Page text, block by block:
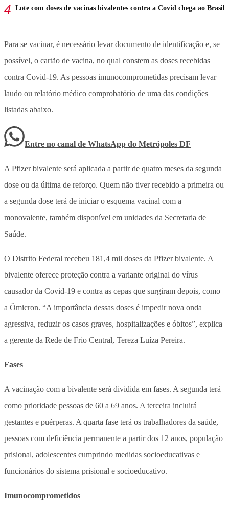
Lote com doses de vacinas bivalentes contra a Covid chega ao Brasil
Para se vacinar, é necessário levar documento de identificação e, se
possível, o cartão de vacina, no qual constem as doses recebidas
contra Covid-19. As pessoas imunocomprometidas precisam levar
laudo ou relatório médico comprobatório de uma das condições
listadas abaixo.
Entre no canal de WhatsApp do Metrópoles DF
A Pfizer bivalente será aplicada a partir de quatro meses da segunda
dose ou da última de reforço. Quem não tiver recebido a primeira ou
a segunda dose terá de iniciar o esquema vacinal com a
monovalente, também disponível em unidades da Secretaria de
Saúde.
O Distrito Federal recebeu 181,4 mil doses da Pfizer bivalente. A
bivalente oferece proteção contra a variante original do vírus
causador da Covid-19 e contra as cepas que surgiram depois, como
a Ômicron. “A importância dessas doses é impedir nova onda
agressiva, reduzir os casos graves, hospitalizações e óbitos”, explica
a gerente da Rede de Frio Central, Tereza Luíza Pereira.
Fases
A vacinação com a bivalente será dividida em fases. A segunda terá
como prioridade pessoas de 60 a 69 anos. A terceira incluirá
gestantes e puérperas. A quarta fase terá os trabalhadores da saúde,
pessoas com deficiência permanente a partir dos 12 anos, população
prisional, adolescentes cumprindo medidas socioeducativas e
funcionários do sistema prisional e socioeducativo.
Imunocomprometidos